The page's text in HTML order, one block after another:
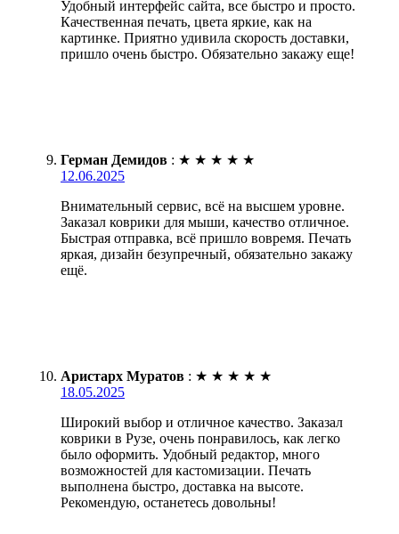
Удобный интерфейс сайта, все быстро и просто.
Качественная печать, цвета яркие, как на
картинке. Приятно удивила скорость доставки,
пришло очень быстро. Обязательно закажу еще!
Герман Демидов : ★ ★ ★ ★ ★
12.06.2025
Внимательный сервис, всё на высшем уровне.
Заказал коврики для мыши, качество отличное.
Быстрая отправка, всё пришло вовремя. Печать
яркая, дизайн безупречный, обязательно закажу
ещё.
Аристарх Муратов : ★ ★ ★ ★ ★
18.05.2025
Широкий выбор и отличное качество. Заказал
коврики в Рузе, очень понравилось, как легко
было оформить. Удобный редактор, много
возможностей для кастомизации. Печать
выполнена быстро, доставка на высоте.
Рекомендую, останетесь довольны!